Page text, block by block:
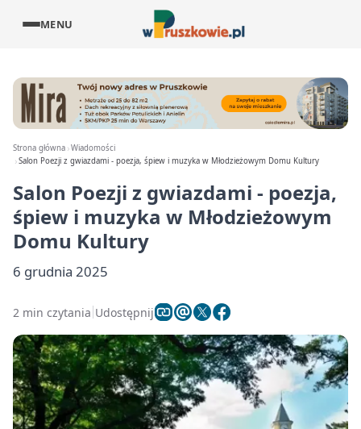
MENU
Strona główna Wiadomości
Salon Poezji z gwiazdami - poezja, śpiew i muzyka w Młodzieżowym Domu Kultury
Salon Poezji z gwiazdami - poezja,
śpiew i muzyka w Młodzieżowym
Domu Kultury
6 grudnia 2025
2 min czytania Udostępnij